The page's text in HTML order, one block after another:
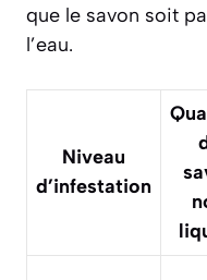
que le savon soit
l’eau.
Niveau
d’infestation